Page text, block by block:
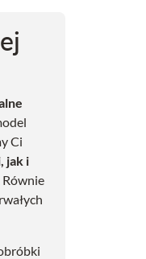
Ci
jak i